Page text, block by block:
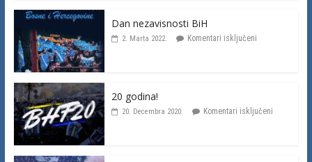
Dan nezavisnosti BiH
2. Marta 2022. Komentari isključeni
20 godina!
20. Decembra 2020. Komentari isključeni